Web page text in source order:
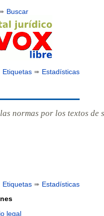
Buscar
Etiquetas➠ Estadísticas
normas por los textos de
Etiquetas➠ Estadísticas
legal